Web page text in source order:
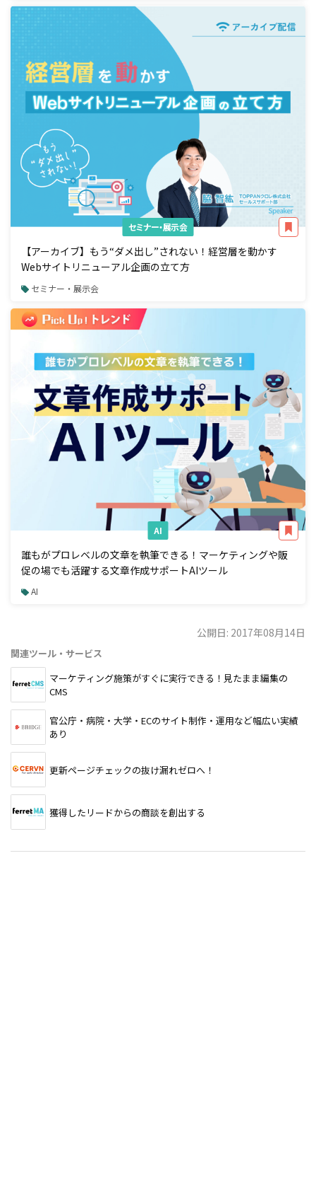
セミナー・展示会
【アーカイブ】もう“ダメ出し”されない！経営層を動かす
Webサイトリニューアル企画の立て方
セミナー・展示会
AI
誰もがプロレベルの文章を執筆できる！マーケティングや販
促の場でも活躍する文章作成サポートAIツール
AI
公開日: 2017年08月14日
関連ツール・サービス
マーケティング施策がすぐに実行できる！見たまま編集の
CMS
官公庁・病院・大学・ECのサイト制作・運用など幅広い実績
あり
更新ページチェックの抜け漏れゼロへ！
獲得したリードからの商談を創出する